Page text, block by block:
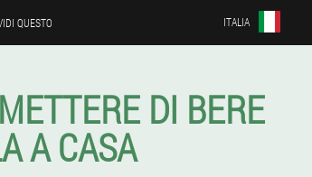
QUESTO ITALIA
DI BERE
A CASA